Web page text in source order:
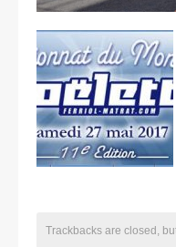
Remerciements
Contact
Trackbacks are closed,